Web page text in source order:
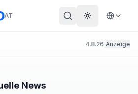
AT Theme
4.8.26 Anzeige
News